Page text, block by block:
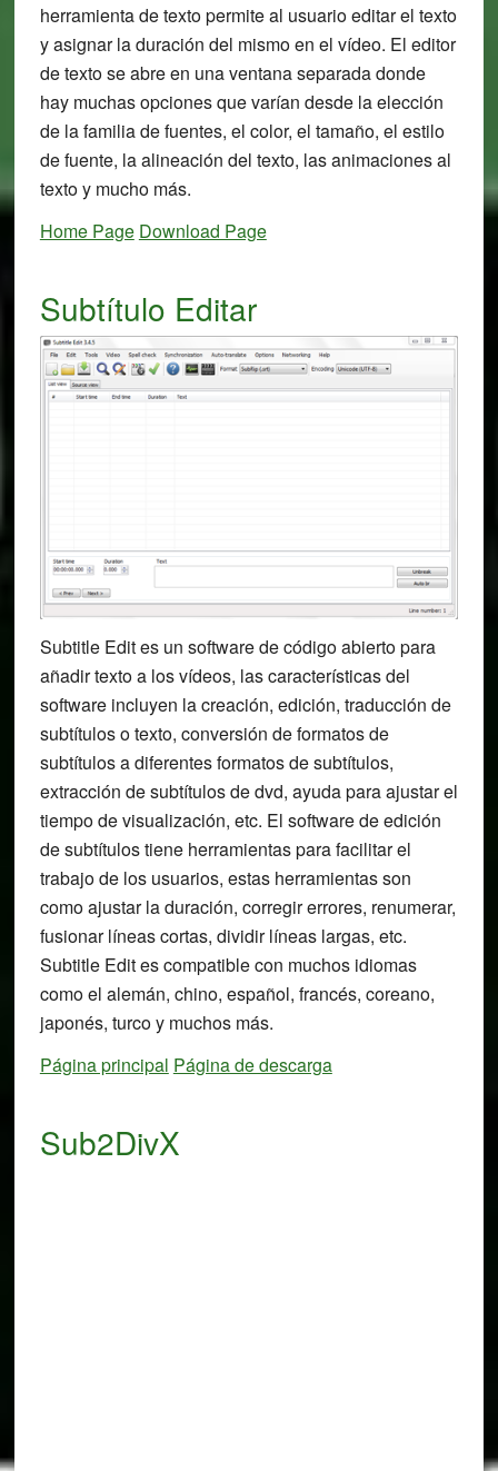
herramienta de texto permite al usuario editar el texto
y asignar la duración del mismo en el vídeo. El editor
de texto se abre en una ventana separada donde
hay muchas opciones que varían desde la elección
de la familia de fuentes, el color, el tamaño, el estilo
de fuente, la alineación del texto, las animaciones al
texto y mucho más.
Home Page Download Page
Subtítulo Editar
Subtitle Edit es un software de código abierto para
añadir texto a los vídeos, las características del
software incluyen la creación, edición, traducción de
subtítulos o texto, conversión de formatos de
subtítulos a diferentes formatos de subtítulos,
extracción de subtítulos de dvd, ayuda para ajustar el
tiempo de visualización, etc. El software de edición
de subtítulos tiene herramientas para facilitar el
trabajo de los usuarios, estas herramientas son
como ajustar la duración, corregir errores, renumerar,
fusionar líneas cortas, dividir líneas largas, etc.
Subtitle Edit es compatible con muchos idiomas
como el alemán, chino, español, francés, coreano,
japonés, turco y muchos más.
Página principal Página de descarga
Sub2DivX